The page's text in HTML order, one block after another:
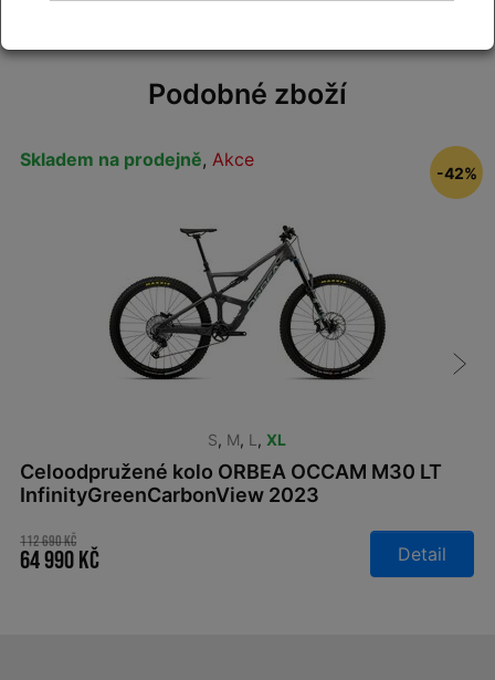
Podobné zboží
Skladem na prodejně, Akce
S, M, L, XL
Celoodpružené kolo ORBEA OCCAM M30 LT
InfinityGreenCarbonView 2023
-42%
112 690 Kč
64 990 Kč Detail